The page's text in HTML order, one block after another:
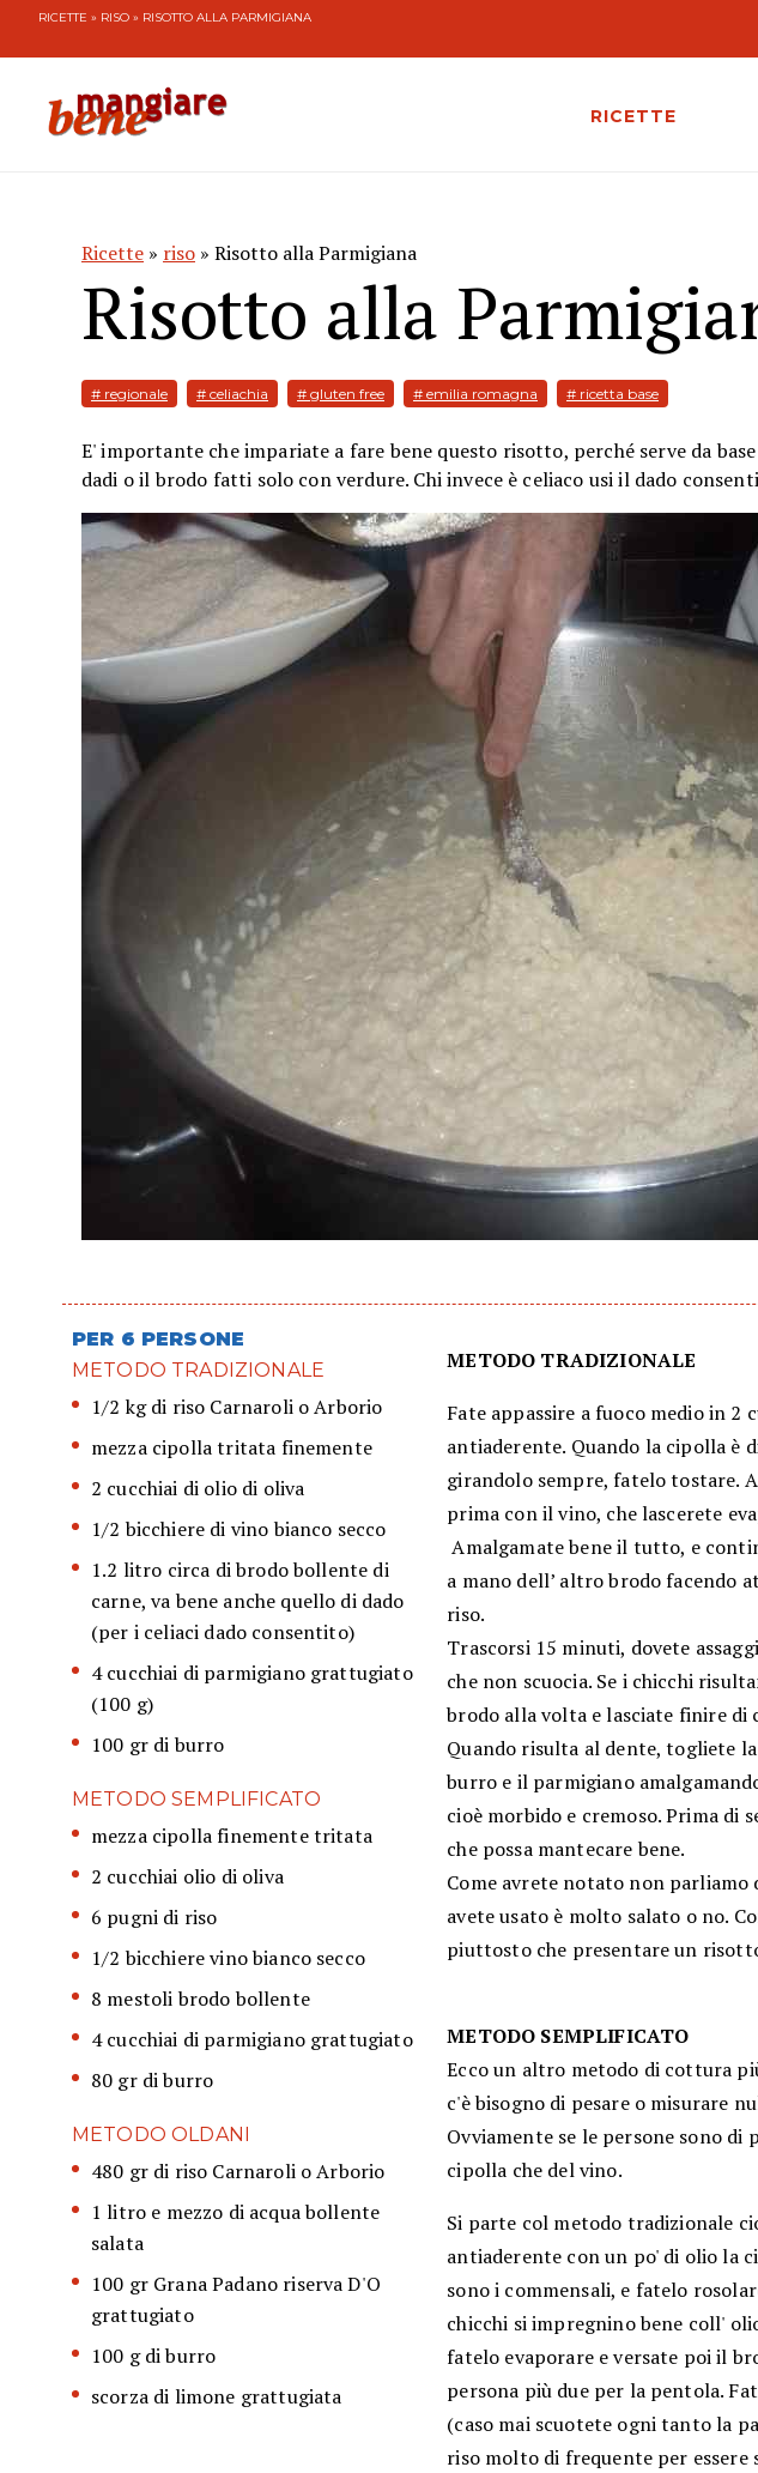
RICETTE » RISO » RISOTTO ALLA PARMIGIANA
RICETTE
Ricette » riso » Risotto alla Parmigiana
Risotto alla
# regionale # celiachia # gluten free # emilia romagna # ricetta base
E' importante che impariate a fare bene questo risotto, perché serve da
dadi o il brodo fatti solo con verdure. Chi invece è celiaco usi il dado
PER 6 PERSONE
METODO TRADIZIONALE
1/2 kg di riso Carnaroli o Arborio
mezza cipolla tritata finemente
2 cucchiai di olio di oliva
1/2 bicchiere di vino bianco secco
1.2 litro circa di brodo bollente di
carne, va bene anche quello di dado
(per i celiaci dado consentito)
4 cucchiai di parmigiano grattugiato
(100 g)
100 gr di burro
METODO SEMPLIFICATO
mezza cipolla finemente tritata
2 cucchiai olio di oliva
6 pugni di riso
1/2 bicchiere vino bianco secco
8 mestoli brodo bollente
4 cucchiai di parmigiano grattugiato
80 gr di burro
METODO OLDANI
480 gr di riso Carnaroli o Arborio
1 litro e mezzo di acqua bollente
salata
100 gr Grana Padano riserva D'O
grattugiato
100 g di burro
scorza di limone grattugiata
METODO TRADIZIONALE
Fate appassire a fuoco medio in 2
antiaderente. Quando la cipolla è
girandolo sempre, fatelo tostare.
prima con il vino, che lascerete
Amalgamate bene il tutto, e
a mano dell’ altro brodo facendo
riso.
Trascorsi 15 minuti, dovete
che non scuocia. Se i chicchi
brodo alla volta e lasciate finire di
Quando risulta al dente, togliete
burro e il parmigiano
cioè morbido e cremoso. Prima
che possa mantecare bene.
Come avrete notato non parliamo
avete usato è molto salato o no.
piuttosto che presentare un
METODO SEMPLIFICATO
Ecco un altro metodo di cottura
c'è bisogno di pesare o misurare
Ovviamente se le persone sono
cipolla che del vino.
Si parte col metodo tradizionale
antiaderente con un po' di olio la
sono i commensali, e fatelo
chicchi si impregnino bene coll'
fatelo evaporare e versate poi il
persona più due per la pentola.
(caso mai scuotete ogni tanto la
riso molto di frequente per essere